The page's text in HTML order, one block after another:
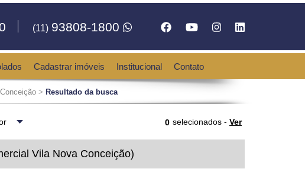
(11) 93808-1800
Cadastrar imóveis Institucional Contato
> Resultado da busca
0 selecionados - Ver
Vila Nova Conceição)